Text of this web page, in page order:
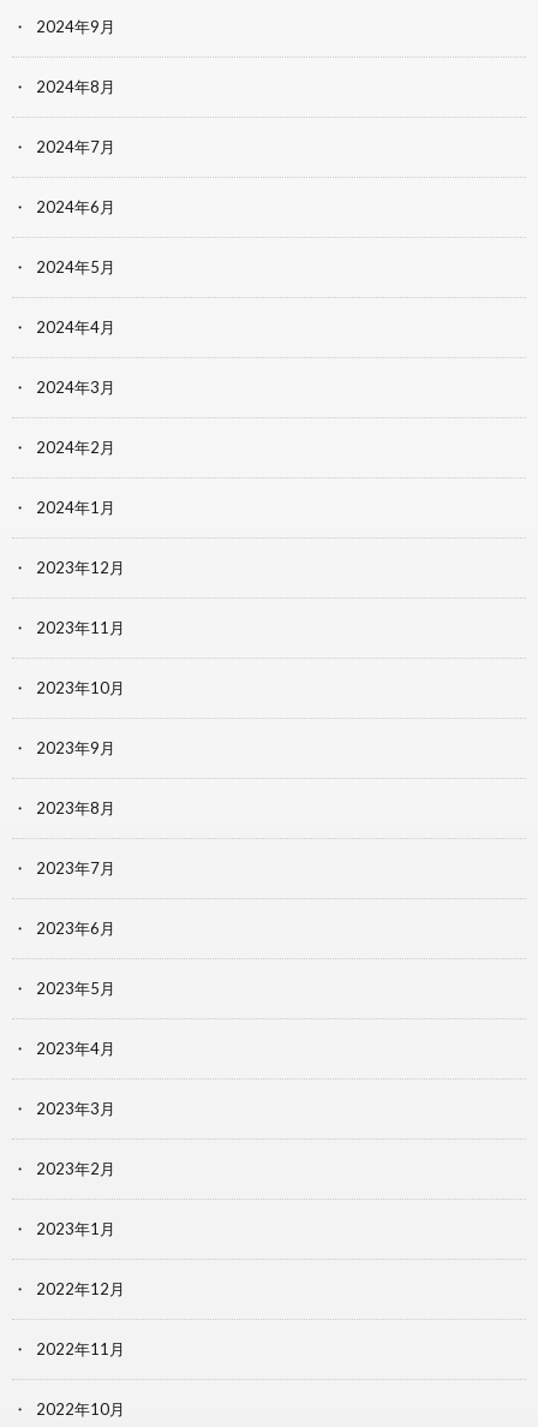
2024年9月
2024年8月
2024年7月
2024年6月
2024年5月
2024年4月
2024年3月
2024年2月
2024年1月
2023年12月
2023年11月
2023年10月
2023年9月
2023年8月
2023年7月
2023年6月
2023年5月
2023年4月
2023年3月
2023年2月
2023年1月
2022年12月
2022年11月
2022年10月